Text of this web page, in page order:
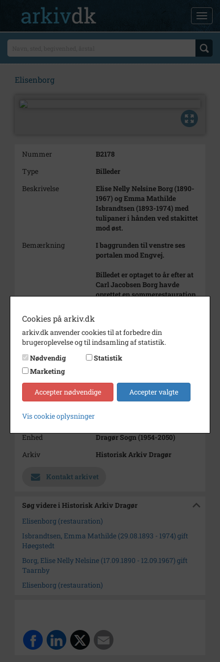
Elisenborg
Nummer
B2178
Type
Billeder
Beskrivelse
Elise Nelly Nelsine Borg (1890-
1967) og Emma Mathilde
Isbrandtsen (1893-1974) med
tulipaner i hånden ved stakittet
mod øst.
Bemærkning
I baggrunden til venstre ses
portalen mod Engvej.
Billedet er optaget to år efter at
Carl Jacobsen Borg havde
oprettet en sommerestauration
Alle - ikke synligt på billedet.
Fotograf
Materiale
Arkivets affotografering
Se på kort
Type
Enhed
Dragør Sogn (1954-2050)
Arkiv
Historisk Arkiv Dragør
Kontakt arkivet
Søg videre i Historisk Arkiv Dragør
Elisenborg (restauration)
Isbrandtsen, Emma Mathilde (29.08.1893 - 1974) gift
Høegstedt
Borg, Elise Nelly Nelsine (17.09.1890 - 12.09.1967) gift
Taarnby
Elisenborg (restauration)
Cookies på arkiv.dk
arkiv.dk anvender cookies til at forbedre din
brugeroplevelse og til indsamling af statistik.
Nødvendig
Statistik
Marketing
Accepter nødvendige Accepter valgte
Vis cookie oplysninger